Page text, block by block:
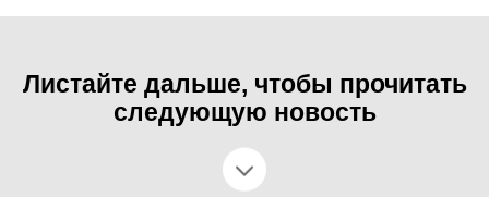
Листайте дальше, чтобы прочитать
следующую новость